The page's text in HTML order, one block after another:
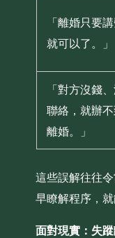
「離婚只要
就可以了。」
「對方沒錢
聯絡，就辦
離婚。」
這些誤解往往
早瞭解程序，就
面對現實：失